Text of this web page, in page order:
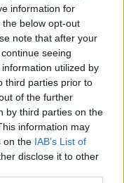
information for
below opt-out
note that after your
seeing
utilized by
third parties prior to
of the further
by third parties on the
information may
on the IAB’s List of
disclose it to other
lidí kvůli
v pěti zemích ležících
pozatýkali stovky
dřevo, minerály i
v hodnotě přes 280
dolarů (kolem 5,9
zásahů
deštném pralese
do operace nazvané